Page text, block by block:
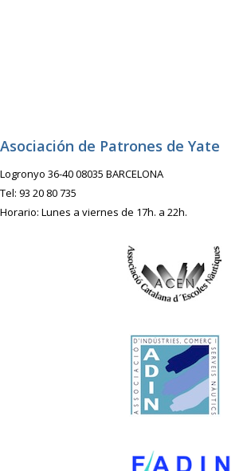
Asociación de Patrones de Yate
Logronyo 36-40 08035 BARCELONA
Tel: 93 20 80 735
Horario: Lunes a viernes de 17h. a 22h.